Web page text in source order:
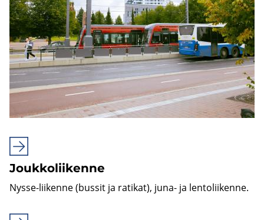
Jouk­ko­lii­ken­ne
Nysse-​liikenne (bus­sit ja ra­ti­kat), juna- ja len­to­lii­ken­ne.